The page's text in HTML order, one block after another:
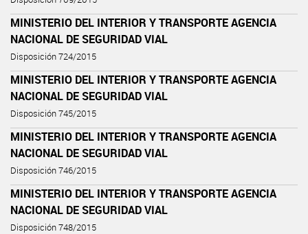
MINISTERIO DEL INTERIOR Y TRANSPORTE AGENCIA
NACIONAL DE SEGURIDAD VIAL
Disposición 724/2015
MINISTERIO DEL INTERIOR Y TRANSPORTE AGENCIA
NACIONAL DE SEGURIDAD VIAL
Disposición 745/2015
MINISTERIO DEL INTERIOR Y TRANSPORTE AGENCIA
NACIONAL DE SEGURIDAD VIAL
Disposición 746/2015
MINISTERIO DEL INTERIOR Y TRANSPORTE AGENCIA
NACIONAL DE SEGURIDAD VIAL
Disposición 748/2015